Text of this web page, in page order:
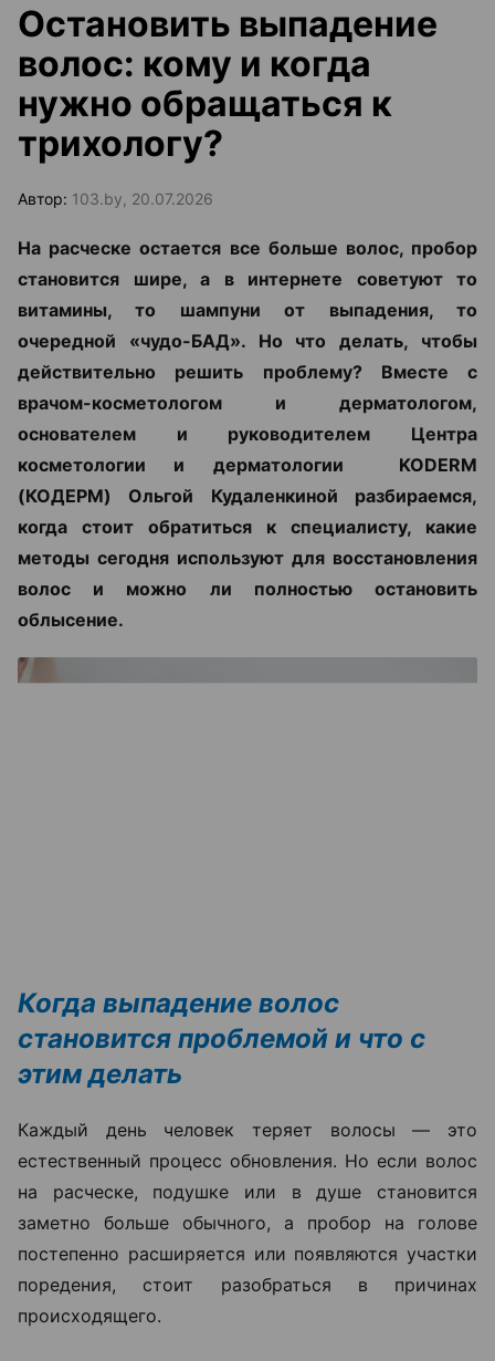
Остановить выпадение
волос: кому и когда
нужно обращаться к
трихологу?
Автор: 103.by, 20.07.2026
На расческе остается все больше волос, пробор
становится шире, а в интернете советуют то
витамины, то шампуни от выпадения, то
очередной «чудо-БАД». Но что делать, чтобы
действительно решить проблему? Вместе с
врачом-косметологом и дерматологом,
основателем и руководителем Центра
косметологии и дерматологии KODERM
(КОДЕРМ) Ольгой Кудаленкиной разбираемся,
когда стоит обратиться к специалисту, какие
методы сегодня используют для восстановления
волос и можно ли полностью остановить
облысение.
Когда выпадение волос
становится проблемой и что с
этим делать
Каждый день человек теряет волосы — это
естественный процесс обновления. Но если волос
на расческе, подушке или в душе становится
заметно больше обычного, а пробор на голове
постепенно расширяется или появляются участки
поредения, стоит разобраться в причинах
происходящего.